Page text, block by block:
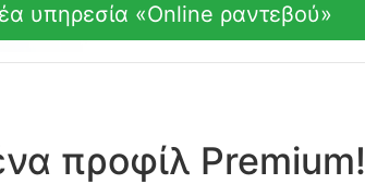
υπηρεσία «Online ραντεβού»
προφίλ Premium!